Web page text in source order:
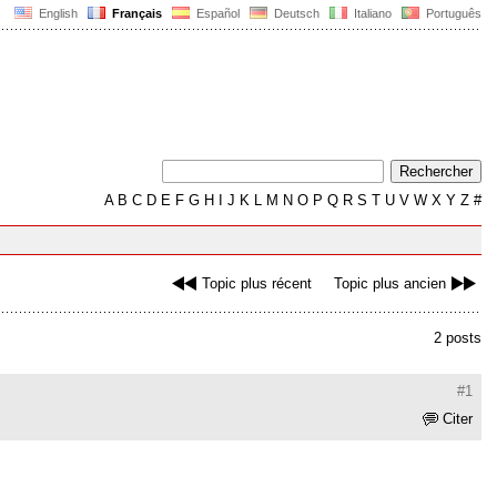
English Français Español Deutsch Italiano Português
AB C D E F G H J K L M N O P Q R S T U V W X Y Z #
Topic plus récent Topic plus ancien
2 posts
#1
Citer